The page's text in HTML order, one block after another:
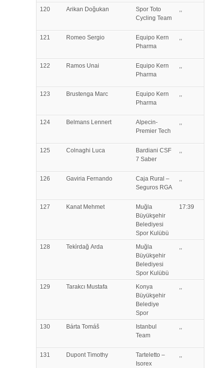
120 Arikan Doğukan
Spor Toto
Cycling Team
,,
121 Romeo Sergio
Equipo Kern
Pharma
,,
122 Ramos Unai
Equipo Kern
Pharma
,,
123 Brustenga Marc
Equipo Kern
Pharma
,,
124 Belmans Lennert
Alpecin-
Premier Tech
,,
125 Colnaghi Luca
Bardiani CSF
7 Saber
,,
126 Gaviria Fernando
Caja Rural –
Seguros RGA
,,
127 KanatMehmet
Muğla
Büyükşehir
Belediyesi
Spor Kulübü
17:39
128 Teki̇rdağ Arda
Muğla
Büyükşehir
Belediyesi
Spor Kulübü
,,
129 Tarakcı Mustafa
Konya
Büyükşehir
Belediye
Spor
,,
130 Bárta Tomáš
Istanbul
Team
,,
131 DupontTimothy
Tarteletto –
Isorex
,,